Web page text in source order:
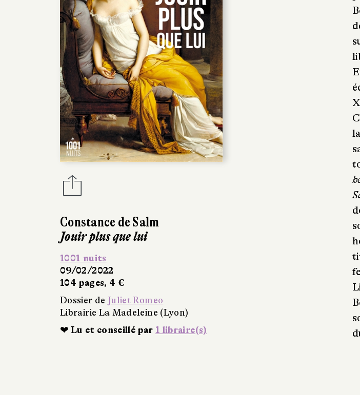
Constance de Salm
Jouir plus que lui
1001 nuits
09/02/2022
104 pages, 4 €
Dossier de Juliet Romeo
Librairie La Madeleine (Lyon)
❤ Lu et conseillé par 1 libraire(s)